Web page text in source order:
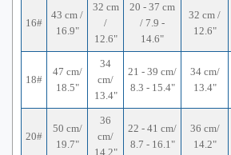
16#
43 cm /
16.9"
32 cm
/
12.6"
20 - 37 cm
/ 7.9 -
14.6"
32 cm /
12.6"
18#
47 cm/
18.5"
34
cm/
13.4"
21 - 39 cm/
8.3 - 15.4"
34 cm/
13.4"
20#
50 cm/
19.7"
36
cm/
14.2"
22 - 41 cm/
8.7 - 16.1"
36 cm/
14.2"